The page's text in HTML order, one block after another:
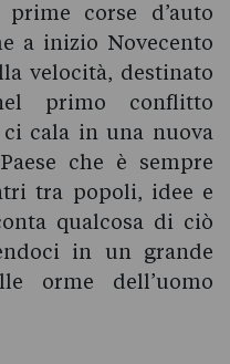
corse d’auto
a inizio Novecento
velocità, destinato
primo conflitto
cala in una nuova
che è sempre
tra popoli, idee e
qualcosa di ciò
in un grande
orme dell’uomo